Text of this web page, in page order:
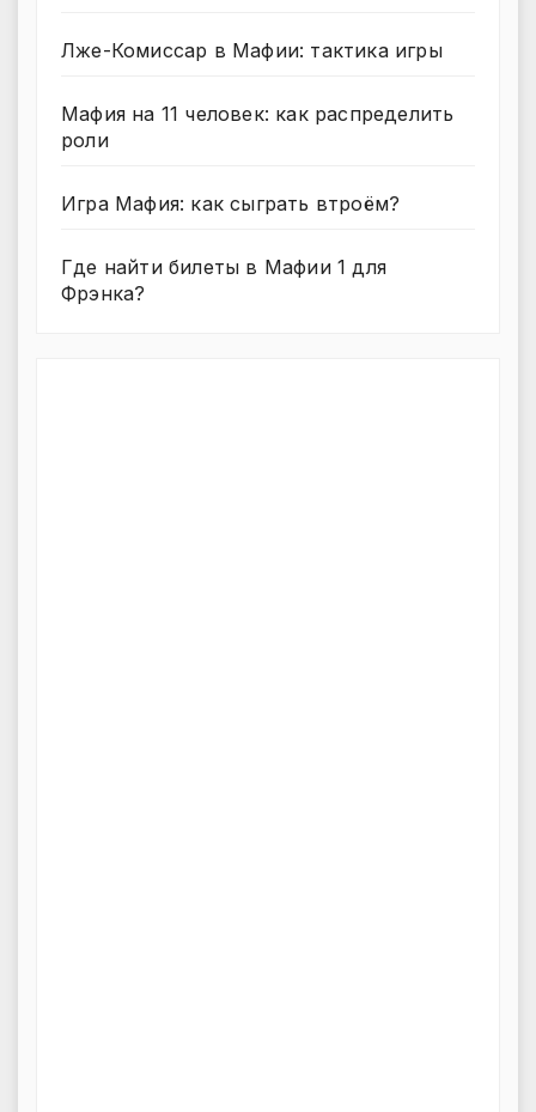
Лже-Комиссар в Мафии: тактика игры
Мафия на 11 человек: как распределить
роли
Игра Мафия: как сыграть втроём?
Где найти билеты в Мафии 1 для
Фрэнка?